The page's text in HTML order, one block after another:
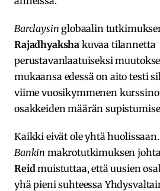
Barclaysin globaalin
Rajadhyaksha kuvaa tilannetta
perustavanlaatuiseksi
mukaansa edessä on aito testi
viime vuosikymmenen
osakkeiden määrän
Kaikki eivät ole yhtä huolissaan.
Bankin makrotutkimuksen
Reid muistuttaa, että uusien
yhä pieni suhteessa